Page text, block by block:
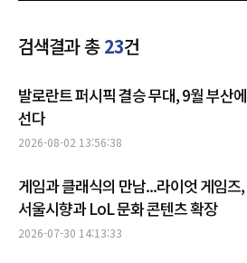
검색결과 총23건
발로란트 퍼시픽 결승 무대, 9월 부산에
선다
2026-08-02 13:56:38
게임과 클래식의 만남...라이엇 게임즈,
서울시향과 LoL 문화 콘텐츠 확장
2026-07-30 14:13:33